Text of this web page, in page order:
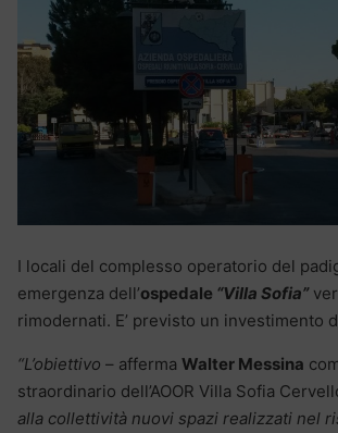
I locali del complesso operatorio del
emergenza dell’ospedale “Villa Sofia”
rimodernati. E’ previsto un investimento
“L’obiettivo – afferma Walter Messina
straordinario dell’AOOR Villa Sofia
alla collettività nuovi spazi realizzati nel